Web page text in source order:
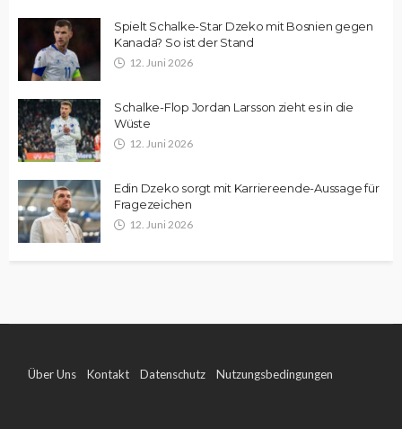
Spielt Schalke-Star Dzeko mit Bosnien gegen
Kanada? So ist der Stand
12. Juni 2026
Schalke-Flop Jordan Larsson zieht es in die
Wüste
12. Juni 2026
Edin Dzeko sorgt mit Karriereende-Aussage für
Fragezeichen
12. Juni 2026
Über Uns Kontakt Datenschutz Nutzungsbedingungen